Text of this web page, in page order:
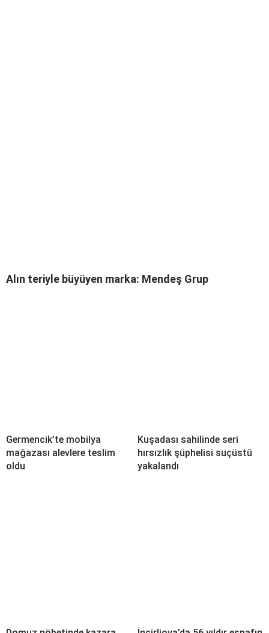
Alın teriyle büyüyen marka: Mendeş Grup
Germencik’te mobilya
mağazası alevlere teslim
oldu
Kuşadası sahilinde seri
hırsızlık şüphelisi suçüstü
yakalandı